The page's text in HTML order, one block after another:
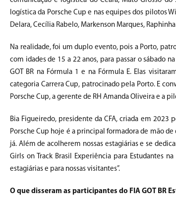
logística da Porsche Cup e nas equipes dos pilotos
Delara, Cecília Rabelo, Markenson Marques,
Na realidade, foi um duplo evento, pois a Porto,
com idades de 15 a 22 anos, para passar o sábado
GOT BR na Fórmula 1 e na Fórmula E. Elas
categoria Carrera Cup, patrocinado pela Porto. E
Porsche Cup, a gerente de RH Amanda Oliveira e a
Bia Figueiredo, presidente da CFA, criada em 2023
Porsche Cup hoje é a principal formadora de mão
já. Além de acolherem nossas estagiárias e se
Girls on Track Brasil Experiência para Estudantes
estagiárias e para nossas visitantes”.
O que disseram as participantes do FIA GOT BR